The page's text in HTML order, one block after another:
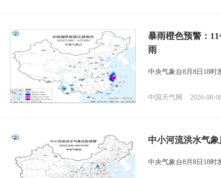
暴雨橙色预警：
雨
中央气象台8月8日18时
中国天气网 2026-08-
中小河流洪水气
中央气象台8月8日18时